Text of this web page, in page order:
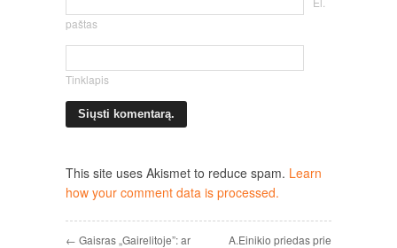
paštas
Tinklapis
This site uses Akismet to reduce spam. Learn
how your comment data is processed.
← Gaisras „Gairelitoje”: ar
A.Einikio priedas prie